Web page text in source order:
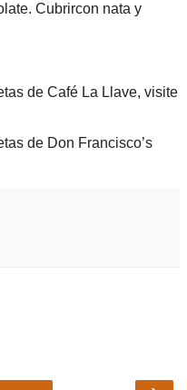
Cubrircon nata y
de Café La Llave, visite
de Don Francisco’s